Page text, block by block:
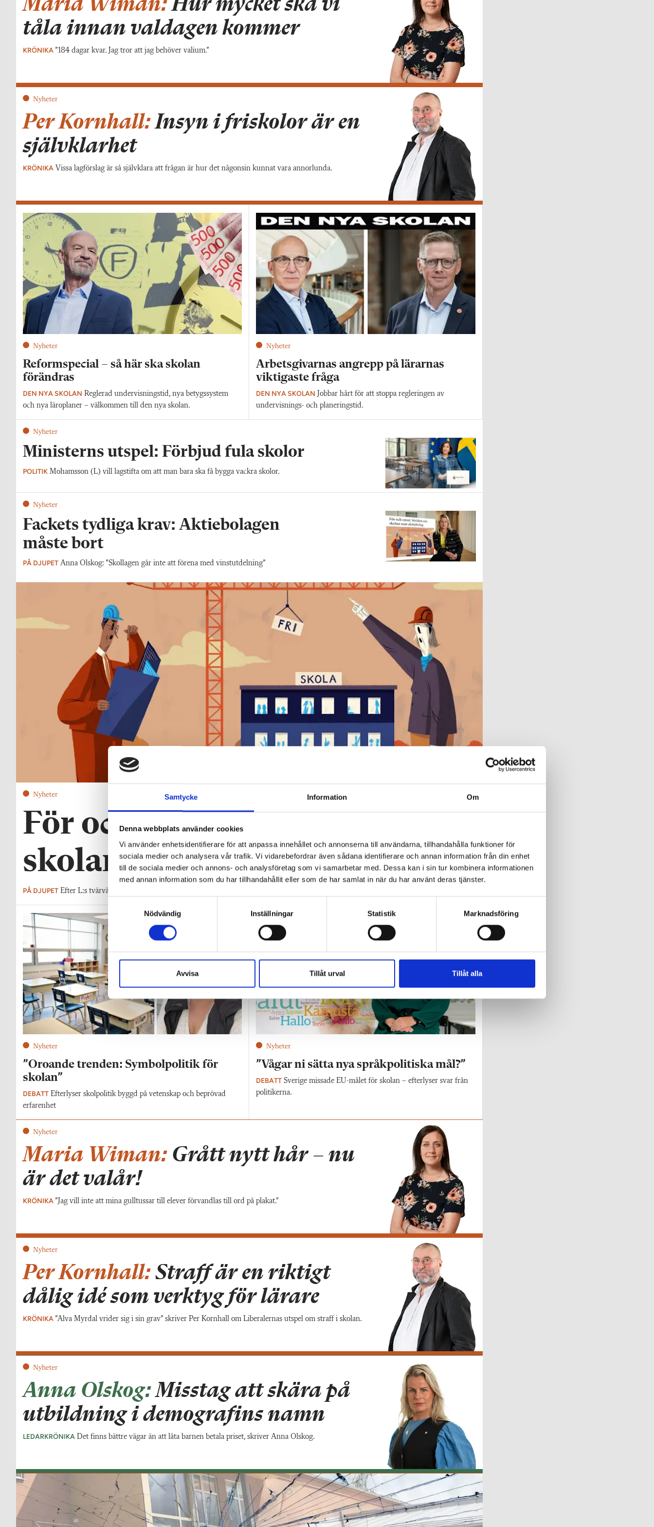
Samtycke Information Om
Denna webbplats använder cookies
Vi använder enhetsidentifierare för att anpassa innehållet och annonserna till användarna, tillhandahålla funktioner för
sociala medier och analysera vår trafik. Vi vidarebefordrar även sådana identifierare och annan information från din enhet
till de sociala medier och annons- och analysföretag som vi samarbetar med. Dessa kan i sin tur kombinera informationen
med annan information som du har tillhandahållit eller som de har samlat in när du har använt deras tjänster.
a
t
y
c
k
e
s
a
l
Nödvändig Inställningar Statistik Marknadsföring
Avvisa Tillåt urval Tillåt alla
Maria Wiman:Hur mycket ska vi
tåla innan valdagen kommer
KRÖNIKA ”184 dagar kvar. Jag tror att jag behöver valium.”
Nyheter
Per Kornhall:Insyn i fri­skolor är en
självklarhet
KRÖNIKA Vissa lagförslag är så självklara att frågan är hur det någonsin kunnat vara annorlunda.
Nyheter
Reformspecial – så här ska skolan
förändras
DEN NYA SKOLAN Reglerad undervisningstid, nya betygssystem
och nya läroplaner – välkommen till den nya skolan.
Nyheter
Arbetsgivarnas angrepp på lärarnas
viktigaste fråga
DEN NYA SKOLAN Jobbar hårt för att stoppa regleringen av
undervisnings- och planeringstid.
Nyheter
Ministerns utspel: Förbjud fula skolor
POLITIK Mohamsson (L) vill lagstifta om att man bara ska få bygga vackra skolor.
Nyheter
Fackets tydliga krav: Aktiebolagen
måste bort
PÅ DJUPET Anna Olskog: ”Skollagen går inte att förena med vinstutdelning”
Nyheter
För och emot: Striden om
skolan som aktiebolag
PÅ DJUPET Efter L:s tvärvändning är frågan högaktuell inför valet: Är ­aktiebolagen skadliga för svensk skola?
Nyheter
”Oroande trenden: Symbolpolitik för
skolan”
DEBATT Efterlyser skolpolitik byggd på vetenskap och beprövad
erfarenhet
Nyheter
”Vågar ni sätta nya språkpolitiska mål?”
DEBATT Sverige missade EU-målet för skolan – efterlyser svar från
politikerna.
Nyheter
Maria Wiman: Grått nytt hår – nu
är det valår!
KRÖNIKA ”Jag vill inte att mina gulltussar till elever förvandlas till ord på plakat.”
Nyheter
Per Kornhall: Straff är en riktigt
dålig idé som verktyg för lärare
KRÖNIKA ”Alva Myrdal vrider sig i sin grav” skriver Per Kornhall om Liberalernas utspel om straff i skolan.
Nyheter
Anna Olskog:Misstag att skära på
utbildning i demografins namn
LEDARKRÖNIKA Det finns bättre vägar än att låta barnen betala priset, skriver Anna Olskog.